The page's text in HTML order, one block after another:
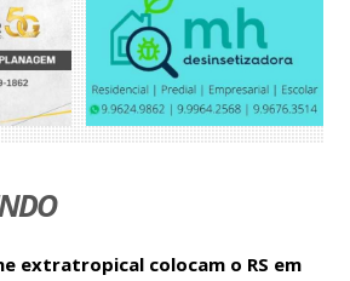
extratropical colocam o RS em